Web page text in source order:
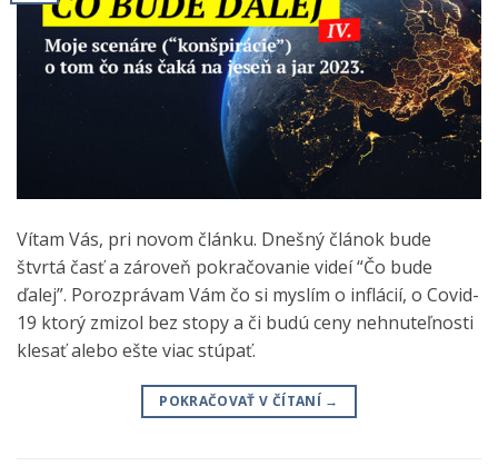
Vítam Vás, pri novom článku. Dnešný článok bude
štvrtá časť a zároveň pokračovanie videí “Čo bude
ďalej”. Porozprávam Vám čo si myslím o inflácií, o Covid-
19 ktorý zmizol bez stopy a či budú ceny nehnuteľnosti
klesať alebo ešte viac stúpať.
POKRAČOVAŤ V ČÍTANÍ →